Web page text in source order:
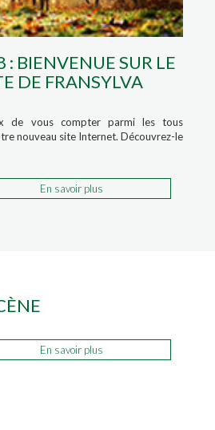
: BIENVENUE SUR LE
DE FRANSYLVA
de vous compter parmi les tous
nouveau site Internet. Découvrez-le
En savoir plus
En savoir plus